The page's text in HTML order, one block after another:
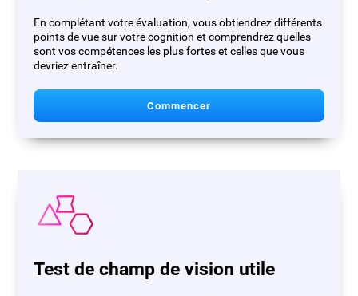
En complétant votre évaluation, vous obtiendrez différents
points de vue sur votre cognition et comprendrez quelles
sont vos compétences les plus fortes et celles que vous
devriez entraîner.
Commencer
Test de champ de vision utile